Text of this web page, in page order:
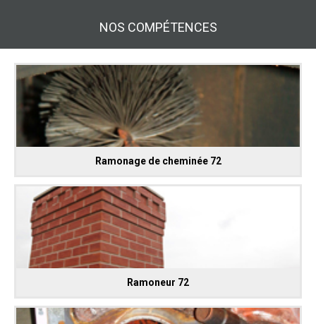
NOS COMPÉTENCES
Ramonage de cheminée 72
Ramoneur 72